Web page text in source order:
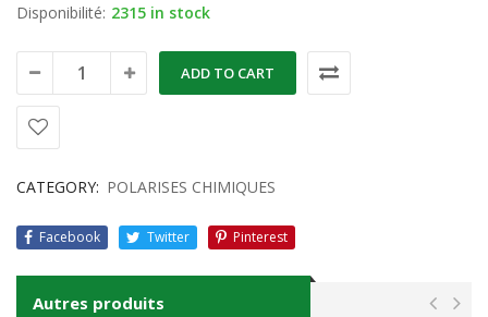
Disponibilité: 2315 in stock
ADD TO CART
CATEGORY: POLARISES CHIMIQUES
Facebook Twitter Pinterest
Autres produits